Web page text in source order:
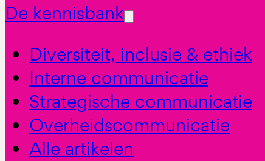
De kennisbank
Diversiteit, inclusie & ethiek
Interne communicatie
Strategische communicatie
Overheidscommunicatie
Alle artikelen